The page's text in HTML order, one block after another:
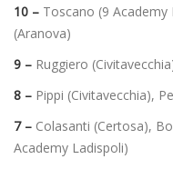
10 – Toscano (9
(Aranova)
9 – Ruggiero
8 – Pippi (Civitavecchia),
7 – Colasanti (Certosa),
Academy Ladispoli)